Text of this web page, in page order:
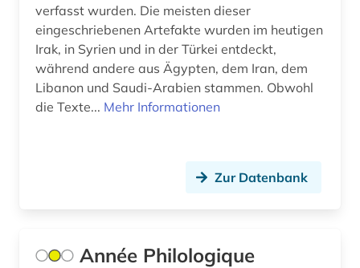
germanische altertumskunde (2)
germanistik (1)
geschichte (43)
geschichte 1000 v. chr.-500 (1)
geschichte 336 v. chr.-31 v. chr. (1)
geschichtswissenschaften (2)
geschlechterforschung (1)
verfasst wurden. Die meisten dieser
eingeschriebenen Artefakte wurden im heutigen
Irak, in Syrien und in der Türkei entdeckt,
während andere aus Ägypten, dem Iran, dem
Libanon und Saudi-Arabien stammen. Obwohl
die Texte... Mehr Informationen
Zur Datenbank
Année Philologique